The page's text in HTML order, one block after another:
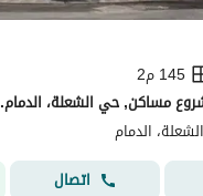
145 م2
مساكن, حي الشعلة، الدمام.
الدمام
اتصال